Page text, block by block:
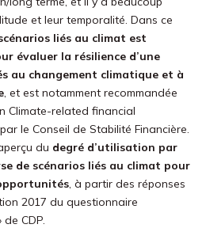
et leur temporalité. Dans ce
liés au climat est
évaluer la résilience d’une
au changement climatique et à
, et est notamment recommandée
Climate-related financial
le Conseil de Stabilité Financière.
du degré d’utilisation par
de scénarios liés au climat pour
, à partir des réponses
2017 du questionnaire
CDP.